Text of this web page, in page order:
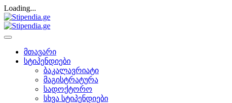
Loading...
მთავარი
სტიპენდიები
ბაკალავრიატი
მაგისტრატურა
სადოქტორო
სხვა სტიპენდიები